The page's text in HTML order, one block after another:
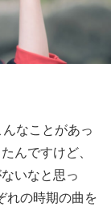
なことがあっ
んですけど、
いなと思っ
れの時期の曲を